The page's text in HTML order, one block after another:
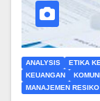
ANALYSIS ETIKA
KEUANGAN
MANAJEMEN RESIKO